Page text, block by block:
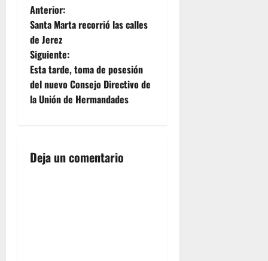
N
a
v
e
c
Anterior:
Santa Marta recorrió las calles
de Jerez
Siguiente:
Esta tarde, toma de posesión
del nuevo Consejo Directivo de
la Unión de Hermandades
Deja un comentario